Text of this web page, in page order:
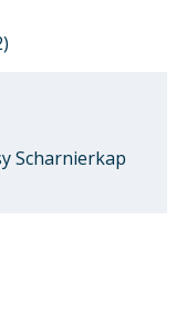
Scharnierkap